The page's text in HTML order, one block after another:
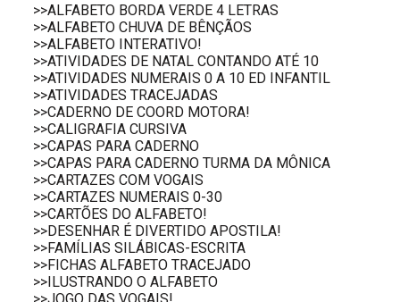
>>ALFABETO BORDA VERDE 4 LETRAS
>>ALFABETO CHUVA DE BÊNÇÃOS
>>ALFABETO INTERATIVO!
>>ATIVIDADES DE NATAL CONTANDO ATÉ 10
>>ATIVIDADES NUMERAIS 0 A 10 ED INFANTIL
>>ATIVIDADES TRACEJADAS
>>CADERNO DE COORD MOTORA!
>>CALIGRAFIA CURSIVA
>>CAPAS PARA CADERNO
>>CAPAS PARA CADERNO TURMA DA MÔNICA
>>CARTAZES COM VOGAIS
>>CARTAZES NUMERAIS 0-30
>>CARTÕES DO ALFABETO!
>>DESENHAR É DIVERTIDO APOSTILA!
>>FAMÍLIAS SILÁBICAS-ESCRITA
>>FICHAS ALFABETO TRACEJADO
>>ILUSTRANDO O ALFABETO